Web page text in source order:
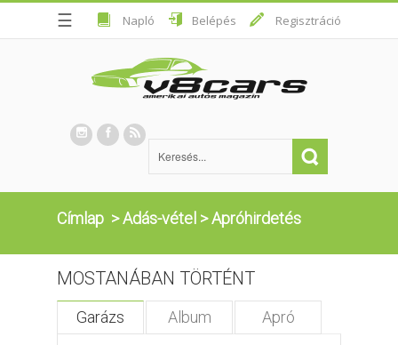
☰ Napló Belépés Regisztráció
Címlap >Adás-vétel >Apróhirdetés
MOSTANÁBAN TÖRTÉNT
Garázs Album Apró